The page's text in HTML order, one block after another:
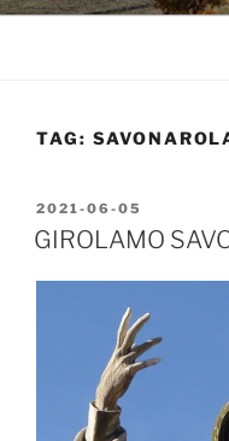
TAG:
OPUBLIKOWANE
W
2021-06-05
GIROLAMO